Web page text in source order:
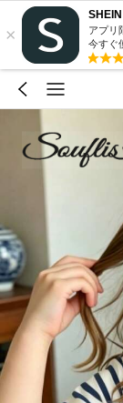
×
アプリ
今すぐ